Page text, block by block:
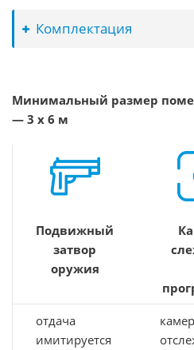
Комплектация
Минимальный размер
— 3 х 6 м
Подвижный
затвор
оружия
отдача
имитируется